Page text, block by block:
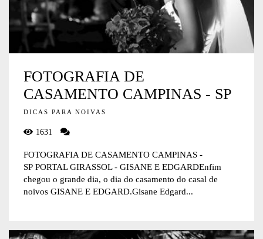
FOTOGRAFIA DE
CASAMENTO CAMPINAS - SP
DICAS PARA NOIVAS
1631
FOTOGRAFIA DE CASAMENTO CAMPINAS -
SP PORTAL GIRASSOL - GISANE E EDGARDEnfim
chegou o grande dia, o dia do casamento do casal de
noivos GISANE E EDGARD.Gisane Edgard...